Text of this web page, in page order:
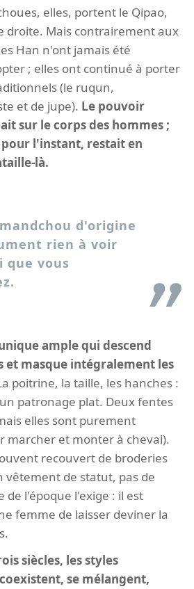
elles, portent le Qipao,
droite. Mais contrairement aux
Han n'ont jamais été
; elles ont continué à porter
(le ruqun,
et de jupe). Le pouvoir
sur le corps des hommes ;
l'instant, restait en
là.
d'origine
rien à voir
que vous
ample qui descend
et masque intégralement les
poitrine, la taille, les hanches :
patronage plat. Deux fentes
elles sont purement
marcher et monter à cheval).
recouvert de broderies
vêtement de statut, pas de
de l'époque l'exige : il est
femme de laisser deviner la
siècles, les styles
se mélangent,